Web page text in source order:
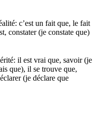
c’est un fait que, le fait
constater (je constate que)
il est vrai que, savoir (je
que), il se trouve que,
(je déclare que